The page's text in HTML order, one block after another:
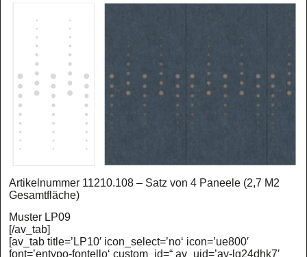
Artikelnummer 11210.108 – Satz von 4 Paneele (2,7 M2
Gesamtfläche)
Muster LP09
[/av_tab]
[av_tab title=’LP10′ icon_select=’no‘ icon=’ue800′
font=’entypo-fontello‘ custom_id=“ av_uid=’av-lg24dhk7′